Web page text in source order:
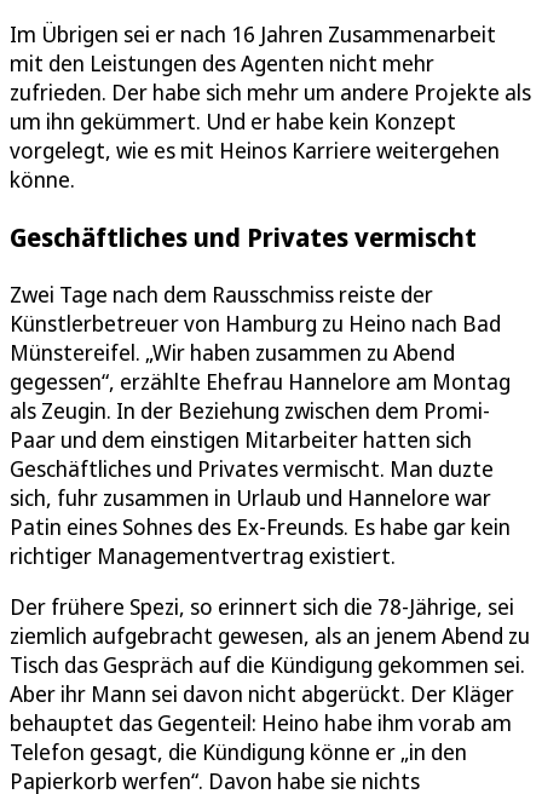
Im Übrigen sei er nach 16 Jahren Zusammenarbeit
mit den Leistungen des Agenten nicht mehr
zufrieden. Der habe sich mehr um andere Projekte als
um ihn gekümmert. Und er habe kein Konzept
vorgelegt, wie es mit Heinos Karriere weitergehen
könne.
Geschäftliches und Privates vermischt
Zwei Tage nach dem Rausschmiss reiste der
Künstlerbetreuer von Hamburg zu Heino nach Bad
Münstereifel. „Wir haben zusammen zu Abend
gegessen“, erzählte Ehefrau Hannelore am Montag
als Zeugin. In der Beziehung zwischen dem Promi-
Paar und dem einstigen Mitarbeiter hatten sich
Geschäftliches und Privates vermischt. Man duzte
sich, fuhr zusammen in Urlaub und Hannelore war
Patin eines Sohnes des Ex-Freunds. Es habe gar kein
richtiger Managementvertrag existiert.
Der frühere Spezi, so erinnert sich die 78-Jährige, sei
ziemlich aufgebracht gewesen, als an jenem Abend zu
Tisch das Gespräch auf die Kündigung gekommen sei.
Aber ihr Mann sei davon nicht abgerückt. Der Kläger
behauptet das Gegenteil: Heino habe ihm vorab am
Telefon gesagt, die Kündigung könne er „in den
Papierkorb werfen“. Davon habe sie nichts